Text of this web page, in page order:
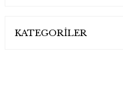
KATEGORİLER